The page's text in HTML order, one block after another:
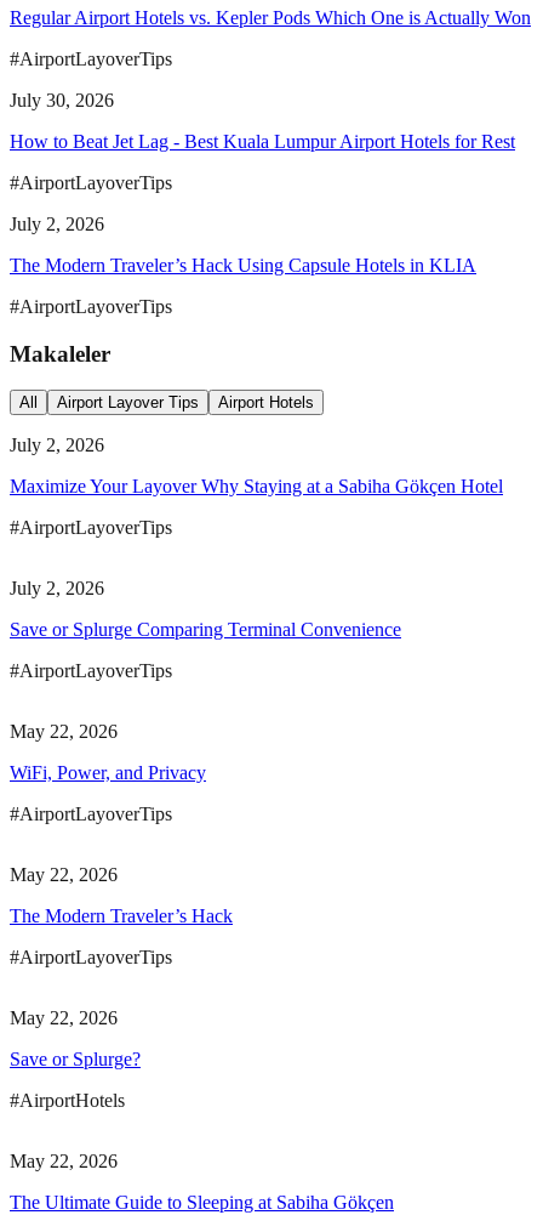
Regular Airport Hotels vs. Kepler Pods Which One is Actually Won
#AirportLayoverTips
July 30, 2026
How to Beat Jet Lag - Best Kuala Lumpur Airport Hotels for Rest
#AirportLayoverTips
July 2, 2026
The Modern Traveler’s Hack Using Capsule Hotels in KLIA
#AirportLayoverTips
Makaleler
All Airport Layover Tips Airport Hotels
July 2, 2026
Maximize Your Layover Why Staying at a Sabiha Gökçen Hotel
#AirportLayoverTips
July 2, 2026
Save or Splurge Comparing Terminal Convenience
#AirportLayoverTips
May 22, 2026
WiFi, Power, and Privacy
#AirportLayoverTips
May 22, 2026
The Modern Traveler’s Hack
#AirportLayoverTips
May 22, 2026
Save or Splurge?
#AirportHotels
May 22, 2026
The Ultimate Guide to Sleeping at Sabiha Gökçen